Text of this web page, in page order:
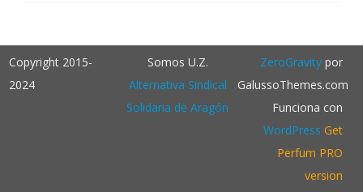
Copyright 2015-
2024
Somos U.Z.
Alternativa Sindical
Solidaria de Aragón
ZeroGravitypor
GalussoThemes.com
Funciona con
WordPress Get
Perfum PRO
version